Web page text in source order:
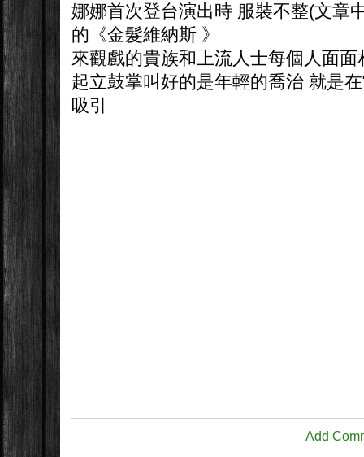
娜娜首次登台演出時 服裝不整(文章
的《金髮維納斯 》
來觀戲的貴族和上流人士每個人面面
起立鼓掌叫好的是年輕的喬治 就是
吸引
Add